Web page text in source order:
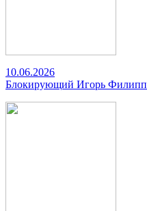
10.06.2026
Блокирующий Игорь